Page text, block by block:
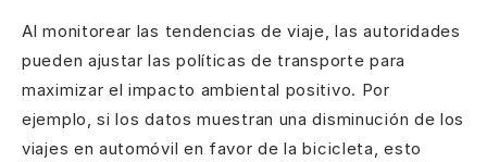
Al monitorear las tendencias de viaje, las autoridades
pueden ajustar las políticas de transporte para
maximizar el impacto ambiental positivo. Por
ejemplo, si los datos muestran una disminución de los
viajes en automóvil en favor de la bicicleta, esto